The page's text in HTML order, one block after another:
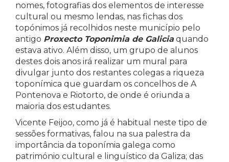
nomes, fotografias dos elementos de interesse
cultural ou mesmo lendas, nas fichas dos
topónimos já recolhidos neste município pelo
antigo Proxecto Toponimia de Galiciaquando
estava ativo. Além disso, um grupo de alunos
destes dois anos irá realizar um mural para
divulgar junto dos restantes colegas a riqueza
toponímica que guardam os concelhos de A
Pontenova e Riotorto, de onde é oriunda a
maioria dos estudantes.
Vicente Feijoo, como já é habitual neste tipo de
sessões formativas, falou na sua palestra da
importância da toponímia galega como
património cultural e linguístico da Galiza; das